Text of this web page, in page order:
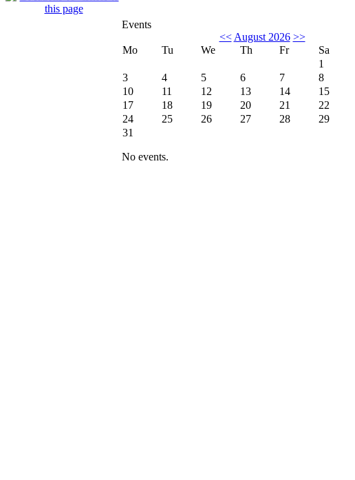
Events
<< August 2026 >>
Mo
Tu We Th Fr Sa
1
3
4 5 6 7 8
10
11 12 13 14 15
17
18 19 20 21 22
24
25 26 27 28 29
31
No events.